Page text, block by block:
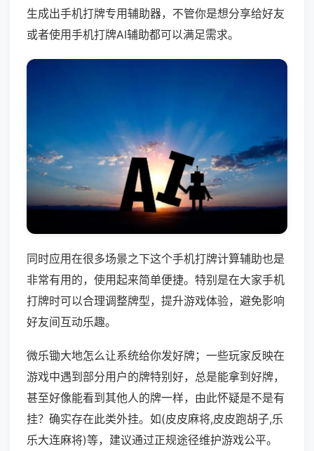
生成出手机打牌专用辅助器，不管你是想分享给好友
或者使用手机打牌AI辅助都可以满足需求。
同时应用在很多场景之下这个手机打牌计算辅助也是
非常有用的，使用起来简单便捷。特别是在大家手机
打牌时可以合理调整牌型，提升游戏体验，避免影响
好友间互动乐趣。
微乐锄大地怎么让系统给你发好牌；一些玩家反映在
游戏中遇到部分用户的牌特别好，总是能拿到好牌，
甚至好像能看到其他人的牌一样，由此怀疑是不是有
挂？确实存在此类外挂。如(皮皮麻将,皮皮跑胡子,乐
乐大连麻将)等，建议通过正规途径维护游戏公平。